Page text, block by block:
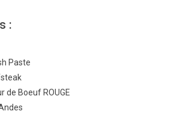
:
Paste
de Boeuf ROUGE